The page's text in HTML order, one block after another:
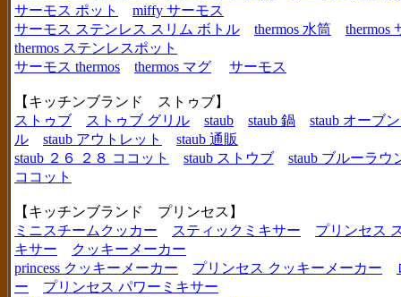
サーモス ポット
miffy サーモス
サーモス ステンレス スリム ボトル
thermos 水筒
thermos
thermos ステンレスポット
サーモス thermos
thermos マグ サーモス
【キッチンブランド ストゥブ】
ストゥブ
ストゥブ グリル staub staub 鍋
staub オーブ
ル
staub アウトレット
staub 通販
staub ２６ ２８ ココット
staub ストウブ
staub ブルーラウ
ココット
【キッチンブランド プリンセス】
ミニスチームクッカー
スティックミキサー
プリンセス
キサー
クッキーメーカー
princess クッキーメーカー
プリンセス クッキーメーカー
ー
プリンセス パワーミキサー